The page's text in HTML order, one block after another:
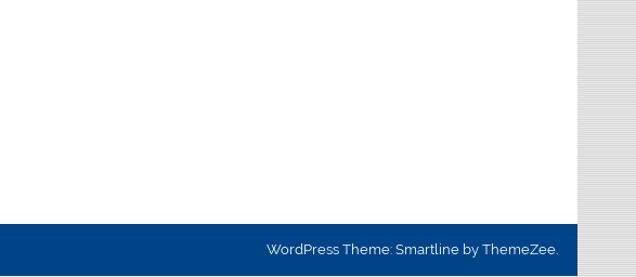
WordPress Theme: Smartline by ThemeZee.